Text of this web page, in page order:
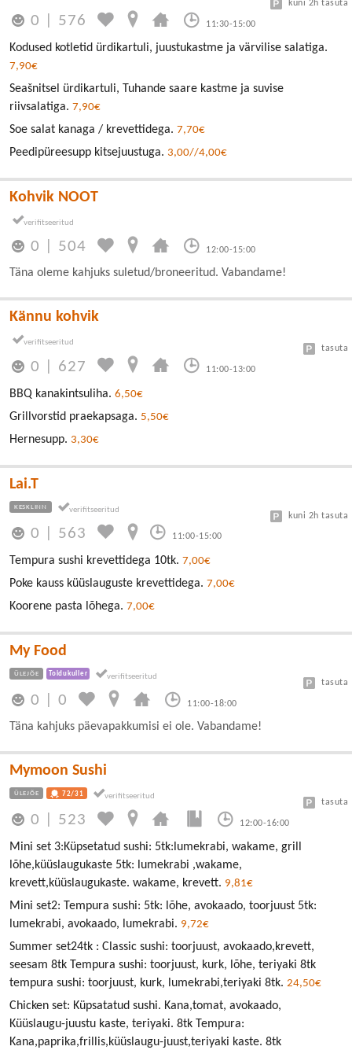
0 576 11:30-15:00
kuni 2h tasuta
Kodused kotletid ürdikartuli, juustukastme ja värvilise salatiga.
7,90€
Seašnitsel ürdikartuli, Tuhande saare kastme ja suvise
riivsalatiga. 7,90€
Soe salat kanaga / krevettidega. 7,70€
Peedipüreesupp kitsejuustuga. 3,00//4,00€
Kohvik NOOT
0 504 12:00-15:00
Täna oleme kahjuks suletud/broneeritud. Vabandame!
Kännu kohvik
0 627 11:00-13:00
tasuta
BBQ kanakintsuliha. 6,50€
Grillvorstid praekapsaga. 5,50€
Hernesupp. 3,30€
Lai.T
KESKLINN
0 563 11:00-15:00
kuni 2h tasuta
Tempura sushi krevettidega 10tk. 7,00€
Poke kauss küüslauguste krevettidega. 7,00€
Koorene pasta lõhega. 7,00€
My Food
ÜLEJÕE Toidukuller
0 |0 11:00-18:00
tasuta
Täna kahjuks päevapakkumisi ei ole. Vabandame!
Mymoon Sushi
ÜLEJÕE 72/31
0 523 12:00-16:00
tasuta
Mini set 3:Küpsetatud sushi: 5tk:lumekrabi, wakame, grill
lõhe,küüslaugukaste 5tk: lumekrabi ,wakame,
krevett,küüslaugukaste. wakame, krevett. 9,81€
Mini set2: Tempura sushi: 5tk: lõhe, avokaado, toorjuust 5tk:
lumekrabi, avokaado, lumekrabi. 9,72€
Summer set24tk : Classic sushi: toorjuust, avokaado,krevett,
seesam 8tk Tempura sushi: toorjuust, kurk, lõhe, teriyaki 8tk
tempura sushi: toorjuust, kurk, lumekrabi,teriyaki 8tk. 24,50€
Chicken set: Küpsatatud sushi. Kana,tomat, avokaado,
Küüslaugu-juustu kaste, teriyaki. 8tk Tempura:
Kana,paprika,frillis,küüslaugu-juust,teriyaki kaste. 8tk